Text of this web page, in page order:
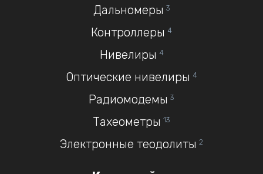
Дальномеры 3
Контроллеры 4
Нивелиры 4
Оптические нивелиры 4
Радиомодемы 3
Тахеометры 13
Электронные теодолиты 2